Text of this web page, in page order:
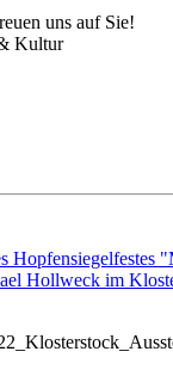
uns auf Sie!
Kultur
Hopfensiegelfestes
Hollweck im